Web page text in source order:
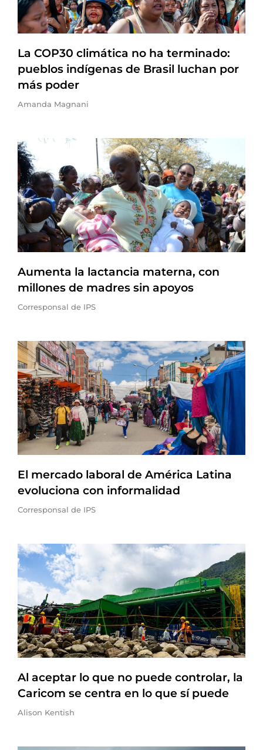
La COP30 climática no ha terminado:
pueblos indígenas de Brasil luchan por
más poder
Amanda Magnani
Aumenta la lactancia materna, con
millones de madres sin apoyos
Corresponsal de IPS
El mercado laboral de América Latina
evoluciona con informalidad
Corresponsal de IPS
Al aceptar lo que no puede controlar, la
Caricom se centra en lo que sí puede
Alison Kentish